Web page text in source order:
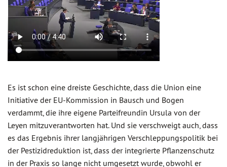
Es ist schon eine dreiste Geschichte, dass die Union eine
Initiative der EU-Kommission in Bausch und Bogen
verdammt, die ihre eigene Parteifreundin Ursula von der
Leyen mitzuverantworten hat. Und sie verschweigt auch, dass
es das Ergebnis ihrer langjährigen Verschleppungspolitik bei
der Pestizidreduktion ist, dass der integrierte Pflanzenschutz
in der Praxis so lange nicht umgesetzt wurde, obwohl er